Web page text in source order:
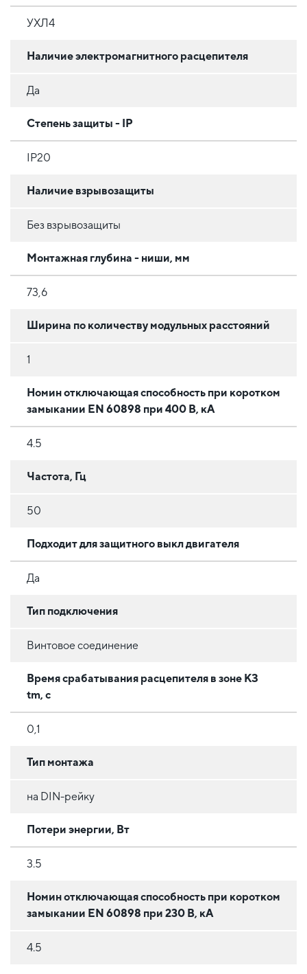
УХЛ4
Наличие электромагнитного расцепителя
Да
Степень защиты - IP
IP20
Наличие взрывозащиты
Без взрывозащиты
Монтажная глубина - ниши, мм
73,6
Ширина по количеству модульных расстояний
1
Номин отключающая способность при коротком
замыкании EN 60898 при 400 В, кА
4.5
Частота, Гц
50
Подходит для защитного выкл двигателя
Да
Тип подключения
Винтовое соединение
Время срабатывания расцепителя в зоне КЗ
tm, с
0,1
Тип монтажа
на DIN-рейку
Потери энергии, Вт
3.5
Номин отключающая способность при коротком
замыкании EN 60898 при 230 В, кА
4.5